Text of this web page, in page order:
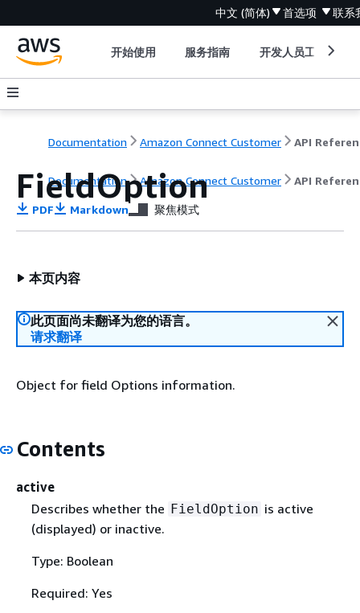
中文 (简体) 首选项 联系
开始使用 服务指南 开发人员工具
Documentation Amazon Connect Customer API
Documentation Amazon Connect Customer API
FieldOption
PDF Markdown 聚焦模式
本页内容
此页面尚未翻译为您的语言。
请求翻译
Object for field Options information.
Contents
active
Describes whether the FieldOption is active
(displayed) or inactive.
Type: Boolean
Required: Yes